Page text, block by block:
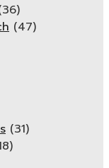
(47)
(31)